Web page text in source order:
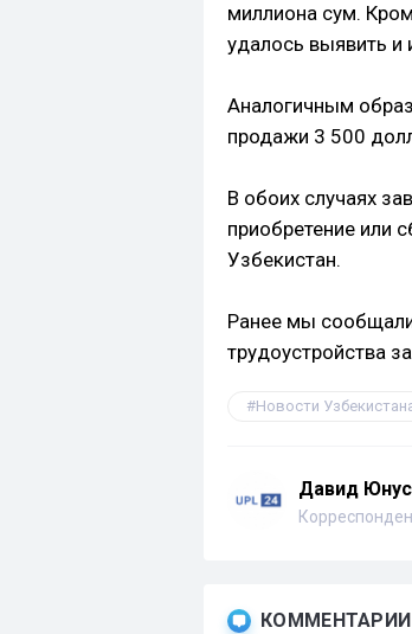
миллиона сум.
удалось выявить
Аналогичным
продажи 3 500
В обоих случаях
приобретение или
Узбекистан.
Ранее мы
трудоустройства
Новости
Давид
КОММЕНТАРИИ